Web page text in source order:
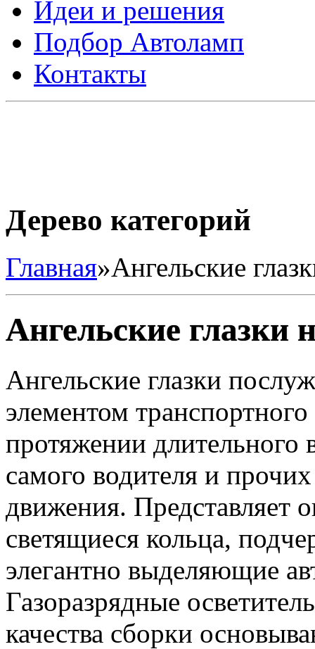
Идеи и решения
Подбор Автоламп
Контакты
Дерево категорий
Главная»Ангельские
Ангельские глазки
Ангельские глазки
элементом транспортного
протяжении длительного
самого водителя и
движения. Представляет
светящиеся кольца,
элегантно выделяющие
Газоразрядные
качества сборки